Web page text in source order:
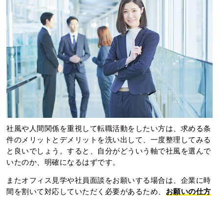
社風や人間関係を重視して転職活動をしたい方は、求める条
件のメリットとデメリットを洗い出して、一度整理してみる
と良いでしょう。すると、自分がどういう軸で社風を選んで
いたのか、明確になるはずです。
またオフィス見学や社員面談をお願いする場合は、企業に時
間を割いて対応していただく必要があるため、 お願いの仕方